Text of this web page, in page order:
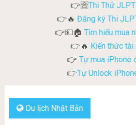
👉🈴Thi Thử
👉🔥 Đăng ký Thi
👉💵🏠Tìm hiểu mua
👉🔥 Kiến thức tài
👉 Tự mua iPhone
👉Tự Unlock
Du lịch Nhật Bản